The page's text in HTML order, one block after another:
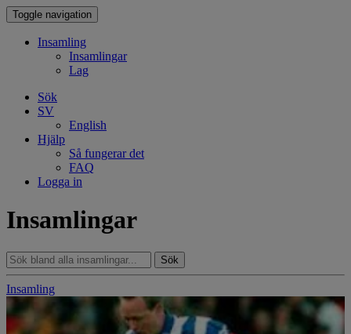
Toggle navigation
Insamling
Insamlingar
Lag
Sök
SV
English
Hjälp
Så fungerar det
FAQ
Logga in
Insamlingar
Sök
Insamling